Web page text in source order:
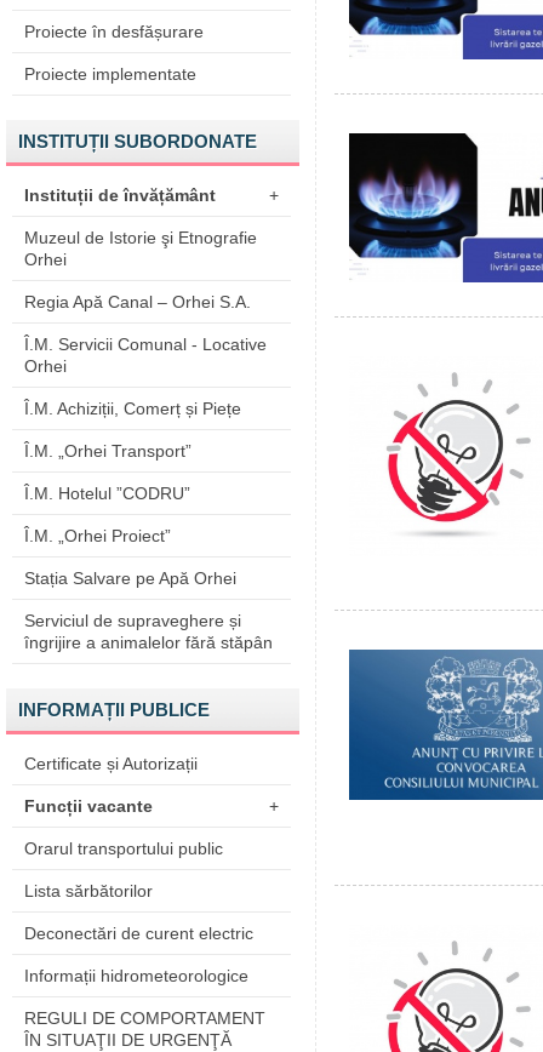
Proiecte în desfășurare
Proiecte implementate
INSTITUȚII SUBORDONATE
Instituții de învățământ +
Muzeul de Istorie şi Etnografie
Orhei
Regia Apă Canal – Orhei S.A.
Î.M. Servicii Comunal - Locative
Orhei
Î.M. Achiziții, Comerț și Piețe
Î.M. „Orhei Transport”
Î.M. Hotelul ”CODRU”
Î.M. „Orhei Proiect”
Stația Salvare pe Apă Orhei
Serviciul de supraveghere și
îngrijire a animalelor fără stăpân
INFORMAȚII PUBLICE
Certificate și Autorizații
Funcții vacante +
Orarul transportului public
Lista sărbătorilor
Deconectări de curent electric
Informații hidrometeorologice
REGULI DE COMPORTAMENT
ÎN SITUAŢII DE URGENŢĂ